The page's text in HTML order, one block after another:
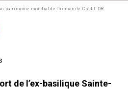
patrimoine mondial de l'humanité.Crédit: DR
de l’ex-basilique Sainte-